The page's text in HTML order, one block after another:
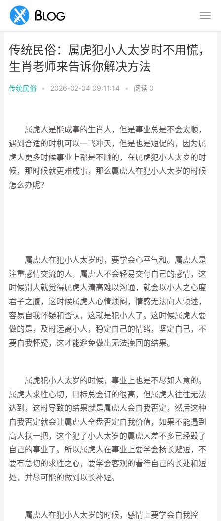
传统民俗：属虎犯小人太岁时不用慌，
生肖老师来告诉你解决方法
传统民俗 • 2026-02-04 09:11:14 • 阅读 0
属虎人是能成事的生肖人，但是事业总是不会太顺，
遇到合适的时机可以一飞冲天，但是也是短促的，因为属
虎人更多时候事业上都是不顺的，在属虎犯小人太岁的时
候，那时候就更难成事，那么属虎人在犯小人太岁的时候
怎么办呢？
属虎人在犯小人太岁时，要学会心平气和。属虎人是
注重感情交流的人，属虎人不会轻易交付自己的感情，这
时候别人就觉得属虎人清高难以沟通，就会以小人之心度
君子之腹，这时候属虎人心情烦闷，情感无法向人倾述，
容易自我怀疑和否认，这就是犯小人了。这时候属虎人要
做的是，及时远离小人，稳定自己的情绪，坚定自己，不
要自我怀疑，这才能避免做出无法挽回的结果。
属虎犯小人太岁的时候，事业上也是不尽如人意的。
属虎人求胜心切，目标总会订的很高，但属虎人往往无法
达到，这时导致的结果就是属虎人会自我否定，然后这种
自我否定就会让属虎人全盘否定自我价值，如果不能遇到
高人扶一把，这个犯了小人太岁的属虎人差不多已经毁了
自己的事业了。所以属虎人在事业上要学会扬长避短，不
要有急切的求胜之心，要学会客观的看待自己的长处和短
处，并尽可能的做到以长补短。
属虎人在犯小人太岁的时候，感情上要学会自我控